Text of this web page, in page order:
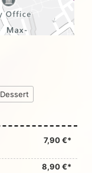
Dessert
7,90 €*
8,90 €*